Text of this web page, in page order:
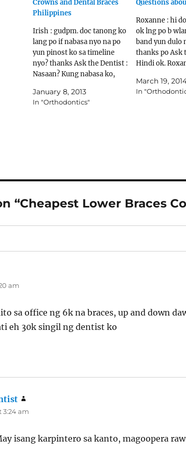
Crowns and Dental Braces
Philippines
Irish : gudpm. doc tanong ko
lang po if nabasa nyo na po
yun pinost ko sa timeline
nyo? thanks Ask the Dentist :
Nasaan? Kung nabasa ko,
regarding po s ipin ko yun
jacket sa harap. sobrang laki
January 8, 2013
In "Orthodontics"
Questions
Roxanne : hi
ok lng po b
band yun dulo
thanks po Ask
Hindi ok.
din po b tama
molar band
March 19,
In
“Cheapest Lower Braces
am
sa office ng 6k na braces, up and down
eh 30k singil ng dentist ko
3:24 am
isang karpintero sa kanto, magoopera